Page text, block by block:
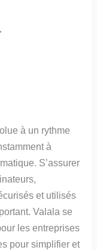
à un rythme
à
S’assurer
et utilisés
Valala se
les entreprises
pour simplifier et